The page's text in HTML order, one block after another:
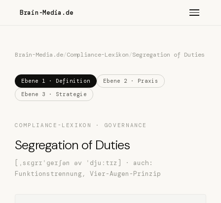
Brain-Media.de
Brain-Media.de/Compliance-Lexikon/Segregation of Duties
Ebene 1 · Definition
Ebene 2 · Praxis
Ebene 3 · Strategie
COMPLIANCE-LEXIKON · GOVERNANCE
Segregation of Duties
[ˌsɛɡrɪˈɡeɪʃən əv ˈdjuːtɪz] · auch:
Funktionstrennung, Vier-Augen-Prinzip